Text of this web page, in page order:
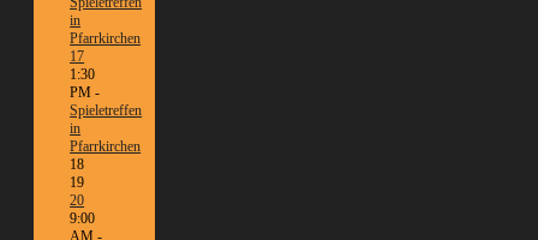
in
Pfarrkirchen
17
1:30
PM -
Spieletreffen
in
Pfarrkirchen
18
19
20
9:00